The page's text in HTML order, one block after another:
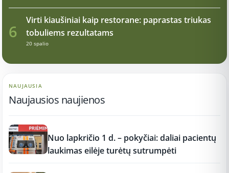
6
Virti kiaušiniai kaip restorane: paprastas triukas
tobuliems rezultatams
20 spalio
NAUJAUSIA
Naujausios naujienos
Nuo lapkričio 1 d. – pokyčiai: daliai pacientų
laukimas eilėje turėtų sutrumpėti